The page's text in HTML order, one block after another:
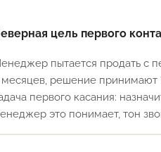
цель первого
пытается продать с
решение принимают
первого касания:
это понимает, тон